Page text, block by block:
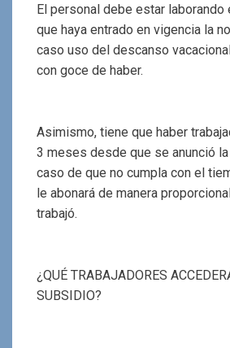
El personal debe estar laborando
que haya entrado en vigencia la
caso uso del descanso
con goce de haber.
Asimismo, tiene que haber
3 meses desde que se anunció la
caso de que no cumpla con el
le abonará de manera
trabajó.
¿QUÉ TRABAJADORES
SUBSIDIO?